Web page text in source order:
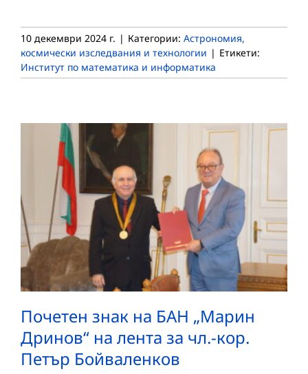
10 декември 2024 г. | Категории: Астрономия,
космически изследвания и технологии | Етикети:
Институт по математика и информатика
Почетен знак на БАН „Марин
Дринов“ на лента за чл.-кор.
Петър Бойваленков